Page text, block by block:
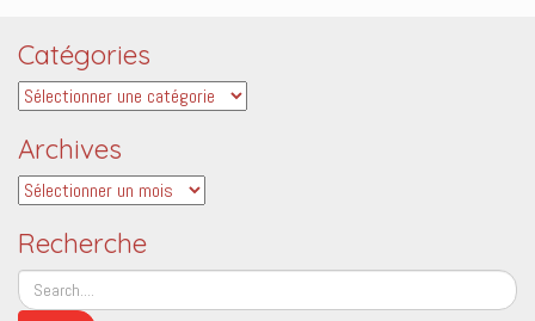
Catégories
Catégories
Archives
Archives
Recherche